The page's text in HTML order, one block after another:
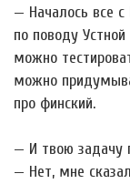
— Началось все
по поводу
можно
можно
про финский.
— И твою задачу
— Нет, мне